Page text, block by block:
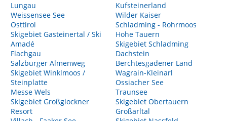
Lungau
Weissensee See
Osttirol
Skigebiet Gasteinertal / Ski
Amadé
Flachgau
Salzburger Almenweg
Skigebiet Winklmoos /
Steinplatte
Messe Wels
Skigebiet Großglockner
Resort
Kufsteinerland
Wilder Kaiser
Schladming - Rohrmoos
Hohe Tauern
Skigebiet Schladming
Dachstein
Berchtesgadener Land
Wagrain-Kleinarl
Ossiacher See
Traunsee
Skigebiet Obertauern
Großarltal